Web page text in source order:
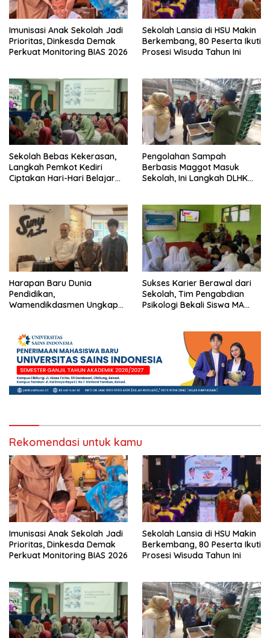
Imunisasi Anak Sekolah Jadi
Prioritas, Dinkesda Demak
Perkuat Monitoring BIAS 2026
Sekolah Lansia di HSU Makin
Berkembang, 80 Peserta Ikuti
Prosesi Wisuda Tahun Ini
Sekolah Bebas Kekerasan,
Langkah Pemkot Kediri
Ciptakan Hari-Hari Belajar
Pengolahan Sampah
Berbasis Maggot Masuk
Sekolah, Ini Langkah DLHK
Harapan Baru Dunia
Pendidikan,
Wamendikdasmen Ungkap
Sukses Karier Berawal dari
Sekolah, Tim Pengabdian
Psikologi Bekali Siswa MA
Rekomendasi untuk kamu
Imunisasi Anak Sekolah Jadi
Prioritas, Dinkesda Demak
Perkuat Monitoring BIAS 2026
Sekolah Lansia di HSU Makin
Berkembang, 80 Peserta Ikuti
Prosesi Wisuda Tahun Ini